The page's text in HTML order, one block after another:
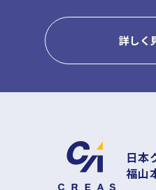
株式会社日本クレアス財産サ
企業情報
企業理念 グループ概要
詳しく
日本
福山